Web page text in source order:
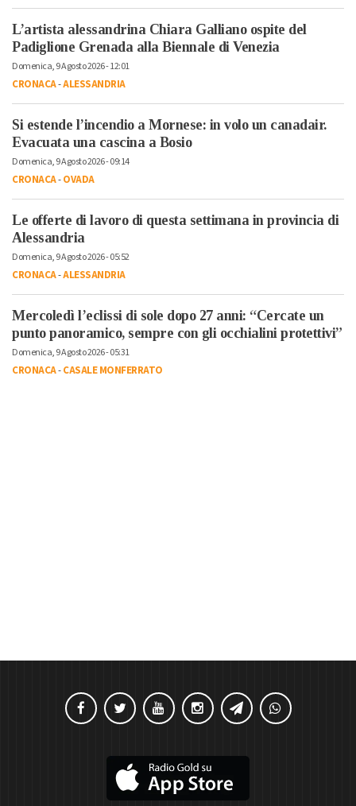
L’artista alessandrina Chiara Galliano ospite del
Padiglione Grenada alla Biennale di Venezia
Domenica, 9 Agosto 2026 - 12:01
CRONACA-ALESSANDRIA
Si estende l’incendio a Mornese: in volo un canadair.
Evacuata una cascina a Bosio
Domenica, 9 Agosto 2026 - 09:14
CRONACA-OVADA
Le offerte di lavoro di questa settimana in provincia di
Alessandria
Domenica, 9 Agosto 2026 - 05:52
CRONACA-ALESSANDRIA
Mercoledì l’eclissi di sole dopo 27 anni: “Cercate un
punto panoramico, sempre con gli occhialini protettivi”
Domenica, 9 Agosto 2026 - 05:31
CRONACA-CASALE MONFERRATO